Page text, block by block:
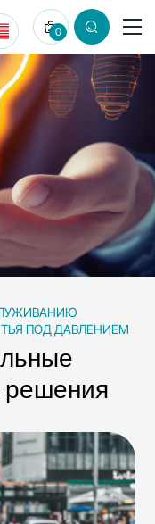
0
ПОД ДАВЛЕНИЕМ
решения